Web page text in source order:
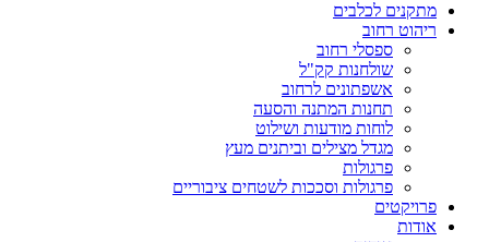
מתקנים לכלבים
ריהוט רחוב
ספסלי רחוב
שולחנות קק"ל
אשפתונים לרחוב
תחנות המתנה והסעה
לוחות מודעות ושילוט
מגדל מצילים וביתנים מעץ
פרגולות
פרגולות וסככות לשטחים ציבוריים
פרויקטים
אודות